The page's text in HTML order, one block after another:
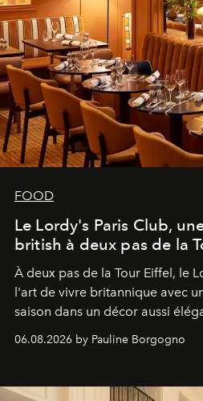
FOOD
Le Lordy's Paris Club,
british à deux pas de la
À deux pas de la Tour Eiffel, le
l'art de vivre britannique avec
saison dans un décor aussi
06.08.2026 by Pauline Borgogno